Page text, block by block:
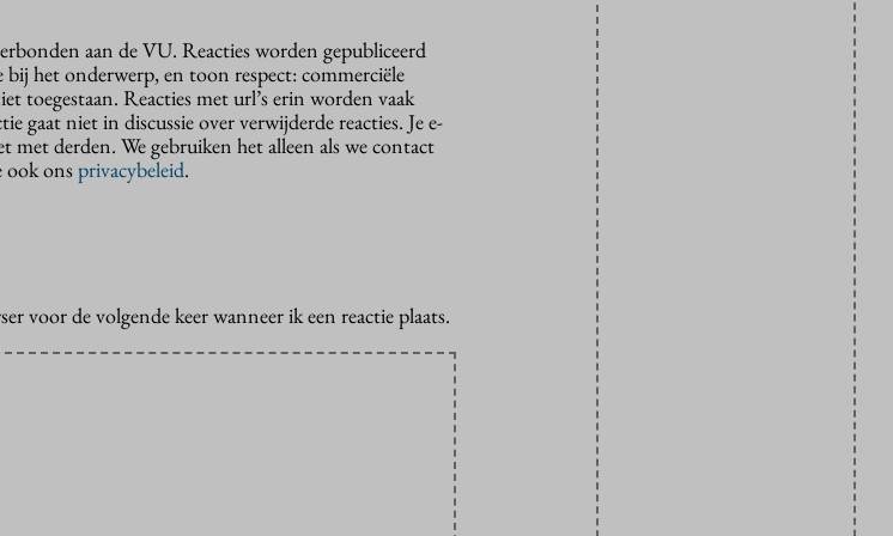
aan de VU. Reacties worden gepubliceerd
het onderwerp, en toon respect: commerciële
toegestaan. Reacties met url’s erin worden vaak
gaat niet in discussie over verwijderde reacties. Je e-
derden. We gebruiken het alleen als we contact
ook onsprivacybeleid.
voor de volgende keer wanneer ik een reactie plaats.